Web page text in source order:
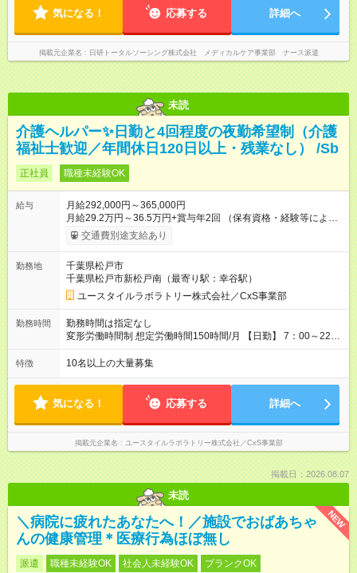
気になる！ 応募する 詳細へ
掲載元企業名 日研トータルソーシング株式会社 メディカルケア事業部 ナース派遣
未読
介護ヘルパー✨日勤と4回程度の夜勤希望制（介護
福祉士歓迎／年間休日120日以上・残業なし） /Sb
正社員 職種未経験OK
給与
月給292,000円～365,000円
月給29.2万円～36.5万円+賞与年2回 （保有資格・経験等により
変動） 【無資格の方の入社後のモデル月収】 ［入社］ 無資
格・未経験／月収22.9万円 ［半年～1年］ 実務者研修取得／
30.2万円 ［入社3年目以降］ ジュニアコーディネー／月収
36.5万円以上 ※経験・能力等を考慮。 【試用期間】試用期間あ
り 試用期間の長さ：2ヶ月 雇用形態、給与は本採用時と同じで
す。
交通費別途支給あり
勤務地
千葉県松戸市
千葉県松戸市新松戸南（最寄り駅：幸谷駅）
ユースタイルラボラトリー株式会社／CxS事業部
勤務時間
勤務時間は指定なし
変形労働時間制 想定労働時間150時間/月 【日勤】 7：00～22：
00の間で7.5時間勤務／休憩1時間 【夜勤】 17：00～翌10：00
の15時間勤務／休憩２時間 ※勤務時間は各施設のシフトによる
間程度）
特徴 10名以上の大量募集
気になる！ 応募する 詳細へ
掲載元企業名 ユースタイルラボラトリー株式会社／CxS事業部
掲載日：2026.08.07
未読
NEW
＼病院に疲れたあなたへ！／施設でおばあちゃ
んの健康管理＊医療行為ほぼ無し
派遣 職種未経験OK 社会人未経験OK
ブランクOK